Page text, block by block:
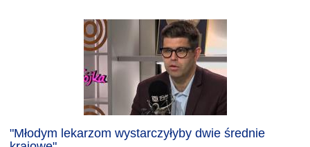
"Młodym lekarzom wystarczyłyby dwie średnie